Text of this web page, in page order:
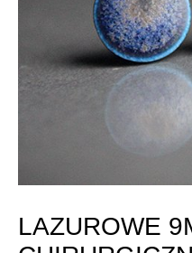
LAZUROWE